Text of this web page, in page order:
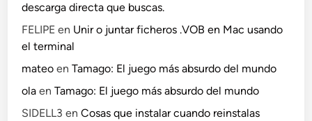
descarga directa que buscas.
FELIPE en Unir o juntar ficheros .VOB en Mac usando
el terminal
mateo enTamago: El juego más absurdo del mundo
ola enTamago: El juego más absurdo del mundo
SIDELL3 enCosas que instalar cuando reinstalas